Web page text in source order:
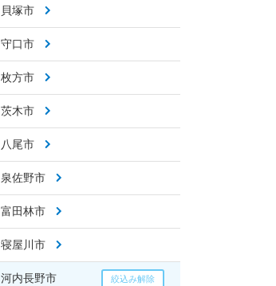
貝塚市
守口市
枚方市
茨木市
八尾市
泉佐野市
富田林市
寝屋川市
河内長野市